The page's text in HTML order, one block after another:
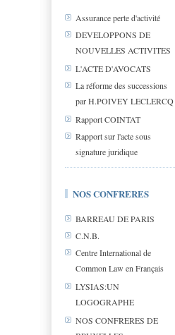
Assurance perte d'activité
DEVELOPPONS DE
NOUVELLES ACTIVITES
L'ACTE D'AVOCATS
La réforme des successions
par H.POIVEY LECLERCQ
Rapport COINTAT
Rapport sur l'acte sous
signature juridique
NOS CONFRERES
BARREAU DE PARIS
C.N.B.
Centre International de
Common Law en Français
LYSIAS:UN
LOGOGRAPHE
NOS CONFRERES DE